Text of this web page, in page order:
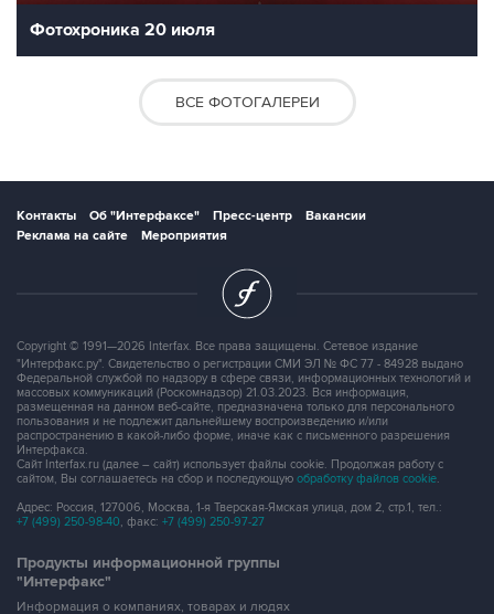
Фотохроника 20 июля
ВСЕ ФОТОГАЛЕРЕИ
Контакты Об "Интерфаксе" Пресс-центр
Вакансии
Реклама на сайте
Мероприятия
Copyright © 1991—2026 Interfax. Все права защищены. Сетевое издание
"Интерфакс.ру". Свидетельство о регистрации СМИ ЭЛ № ФС 77 - 84928 выдано
Федеральной службой по надзору в сфере связи, информационных технологий и
массовых коммуникаций (Роскомнадзор) 21.03.2023. Вся информация,
размещенная на данном веб-сайте, предназначена только для персонального
пользования и не подлежит дальнейшему воспроизведению и/или
распространению в какой-либо форме, иначе как с письменного разрешения
Интерфакса.
Сайт Interfax.ru (далее – сайт) использует файлы cookie. Продолжая работу с
сайтом, Вы соглашаетесь на сбор и последующую обработку файлов cookie.
Адрес: Россия, 127006, Москва, 1-я Тверская-Ямская улица, дом 2, стр.1, тел.:
+7 (499) 250-98-40, факс: +7 (499) 250-97-27
Продукты информационной группы
"Интерфакс"
Информация о компаниях, товарах и людях